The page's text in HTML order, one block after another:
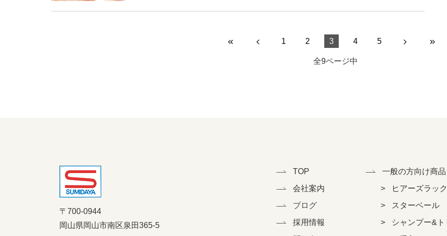
1 2 3 4 5
全9ページ中
〒700-0944
岡山県岡山市南区泉田365-5
TOP
会社案内
ブログ
採用情報
一般の方向け商
ヒアーズラック
スターベール
シャンプー&ト